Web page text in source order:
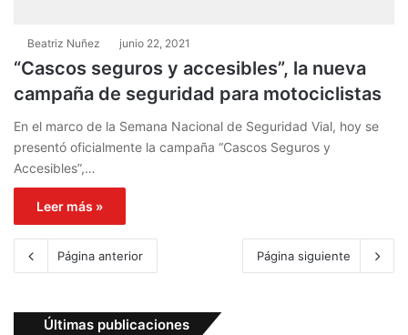
Beatriz Nuñez junio 22, 2021
“Cascos seguros y accesibles”, la nueva
campaña de seguridad para motociclistas
En el marco de la Semana Nacional de Seguridad Vial, hoy se
presentó oficialmente la campaña “Cascos Seguros y
Accesibles”,…
Leer más »
Página anterior Página siguiente
Últimas publicaciones